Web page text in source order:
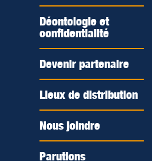
Déontologie et
confidentialité
Devenir partenaire
Lieux de distribution
Nous joindre
Parutions